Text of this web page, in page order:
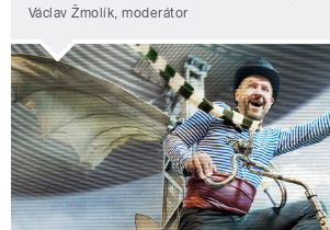
Václav Žmolík, moderátor